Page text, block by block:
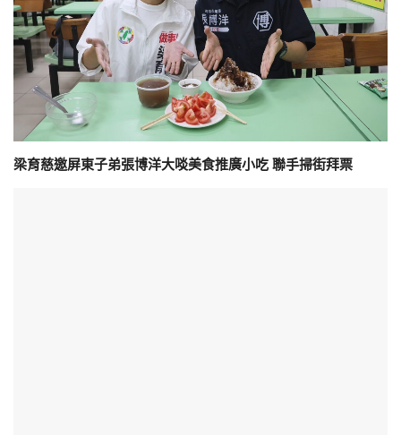
梁育慈邀屏東子弟張博洋大啖美食推廣小吃 聯手掃街拜票